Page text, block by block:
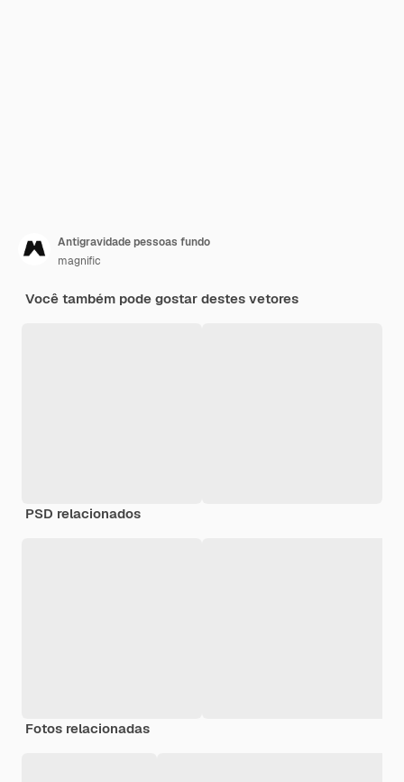
Antigravidade pessoas fundo
magnific
Você também pode gostar destes vetores
PSD relacionados
Fotos relacionadas